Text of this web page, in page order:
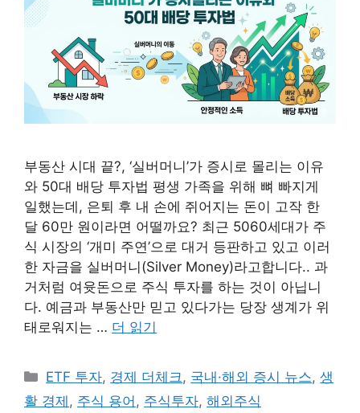
부동산 시대 끝?, ‘실버머니’가 증시로 몰리는 이유
와 50대 배당 투자법 평생 가족을 위해 뼈 빠지게
일했는데, 은퇴 후 내 손에 쥐어지는 돈이 고작 한
달 60만 원이라면 어떨까요? 최근 5060세대가 주
식 시장의 ‘개미 주연’으로 대거 등판하고 있고 이러
한 자금을 실버머니(Silver Money)라고합니다.. 과
거처럼 여윳돈으로 주식 투자를 하는 것이 아닙니
다. 예금과 부동산만 믿고 있다가는 당장 생계가 위
태로워지는 … 더 읽기
카
테
ETF 투자, 경제 더체크, 국내·해외 증시 뉴스,생
활 경제 , 주식 용어 , 주식투자, 해외주식